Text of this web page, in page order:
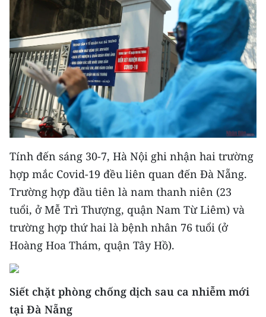
Tính đến sáng 30-7, Hà Nội ghi nhận hai trường
hợp mắc Covid-19 đều liên quan đến Đà Nẵng.
Trường hợp đầu tiên là nam thanh niên (23
tuổi, ở Mễ Trì Thượng, quận Nam Từ Liêm) và
trường hợp thứ hai là bệnh nhân 76 tuổi (ở
Hoàng Hoa Thám, quận Tây Hồ).
Siết chặt phòng chống dịch sau ca nhiễm mới
tại Đà Nẵng